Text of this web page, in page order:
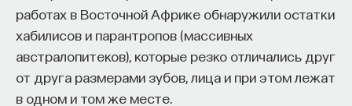
работах в Восточной Африке обнаружили остатки
хабилисов и парантропов (массивных
австралопитеков), которые резко отличались друг
от друга размерами зубов, лица и при этом лежат
в одном и том же месте.
НАПИСАТЬ НАМ